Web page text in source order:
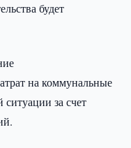
будет
на коммунальные
за счет